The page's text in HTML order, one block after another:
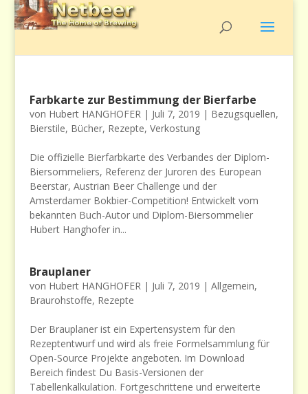
Farbkarte zur Bestimmung der Bierfarbe
von Hubert HANGHOFER| Juli 7, 2019 | Bezugsquellen,
Bierstile, Bücher, Rezepte, Verkostung
Die offizielle Bierfarbkarte des Verbandes der Diplom-
Biersommeliers, Referenz der Juroren des European
Beerstar, Austrian Beer Challenge und der
Amsterdamer Bokbier-Competition! Entwickelt vom
bekannten Buch-Autor und Diplom-Biersommelier
Hubert Hanghofer in...
Brauplaner
von Hubert HANGHOFER| Juli 7, 2019 | Allgemein,
Braurohstoffe, Rezepte
Der Brauplaner ist ein Expertensystem für den
Rezeptentwurf und wird als freie Formelsammlung für
Open-Source Projekte angeboten. Im Download
Bereich findest Du Basis-Versionen der
Tabellenkalkulation. Fortgeschrittene und erweiterte